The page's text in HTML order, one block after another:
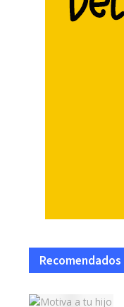
Recomendados